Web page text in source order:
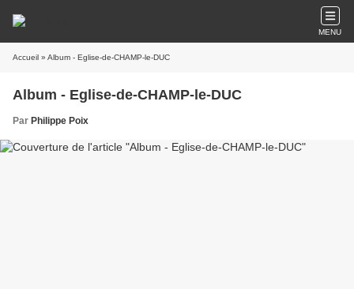
MENU
Accueil » Album - Eglise-de-CHAMP-le-DUC
Album - Eglise-de-CHAMP-le-DUC
Par Philippe Poix